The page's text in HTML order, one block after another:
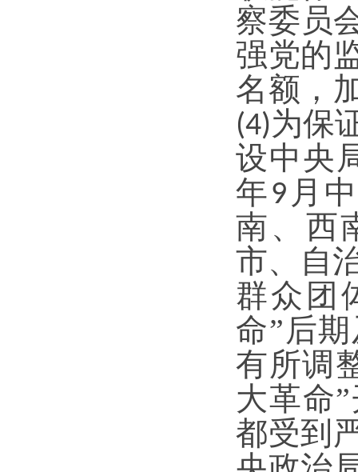
察委员
强党的
名额，
(4)为保
设中央
年9 月
南、西
市、自
群众团
命”后
有所调
大革命
都受到